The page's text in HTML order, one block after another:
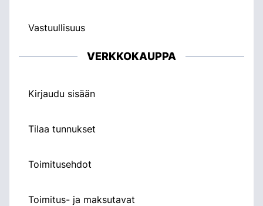
Vastuullisuus
VERKKOKAUPPA
Kirjaudu sisään
Tilaa tunnukset
Toimitusehdot
Toimitus- ja maksutavat